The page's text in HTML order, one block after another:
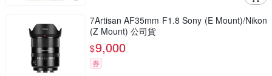
7Artisan AF35mm F1.8 Sony (E Mount)/Nikon
(Z Mount) 公司貨
$9,000
券